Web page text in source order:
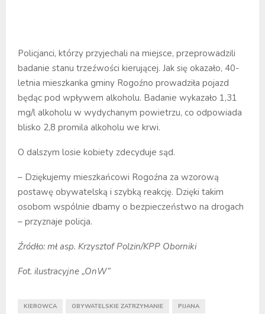
Policjanci, którzy przyjechali na miejsce, przeprowadzili
badanie stanu trzeźwości kierującej. Jak się okazało, 40-
letnia mieszkanka gminy Rogoźno prowadziła pojazd
będąc pod wpływem alkoholu. Badanie wykazało 1,31
mg/l alkoholu w wydychanym powietrzu, co odpowiada
blisko 2,8 promila alkoholu we krwi.
O dalszym losie kobiety zdecyduje sąd.
– Dziękujemy mieszkańcowi Rogoźna za wzorową
postawę obywatelską i szybką reakcję. Dzięki takim
osobom wspólnie dbamy o bezpieczeństwo na drogach
– przyznaje policja.
Źródło: mł asp. Krzysztof Polzin/KPP Oborniki
Fot. ilustracyjne „OnW”
KIEROWCA OBYWATELSKIE ZATRZYMANIE PIJANA